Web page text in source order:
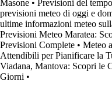
Masone • Previsioni del
previsioni meteo di oggi e
ultime informazioni meteo
Previsioni Meteo Maratea:
Previsioni Complete • Meteo
Attendibili per Pianificare la
Viadana, Mantova: Scopri le
Giorni •